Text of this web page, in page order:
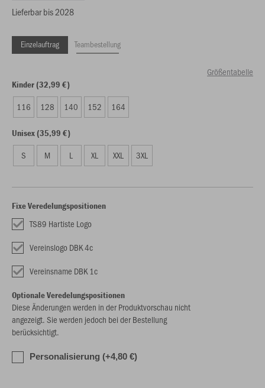
Lieferbar bis 2028
Einzelauftrag Teambestellung
Größentabelle
Kinder (32,99 €)
116 128 140 152 164
Unisex (35,99 €)
S M L XL XXL 3XL
Fixe Veredelungspositionen
TS89 Hartiste Logo
Vereinslogo DBK 4c
Vereinsname DBK 1c
Optionale Veredelungspositionen
Diese Änderungen werden in der Produktvorschau nicht
angezeigt. Sie werden jedoch bei der Bestellung
berücksichtigt.
Personalisierung (+4,80 €)